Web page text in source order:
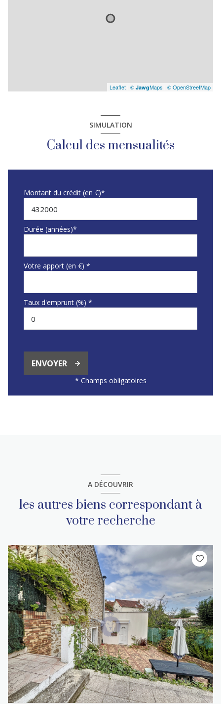
Leaflet | © JawgMaps | © OpenStreetMap
SIMULATION
Calcul des mensualités
Montant du crédit (en €)*
Durée (années)*
Votre apport (en €) *
Taux d'emprunt (%) *
ENVOYER
* Champs obligatoires
A DÉCOUVRIR
les autres biens correspondant à
votre recherche